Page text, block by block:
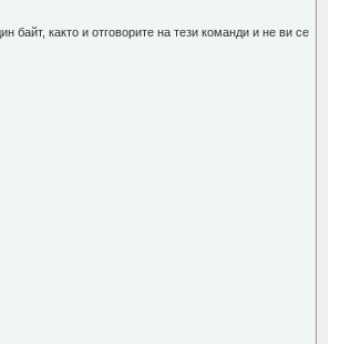
както и отговорите на тези команди и не ви се